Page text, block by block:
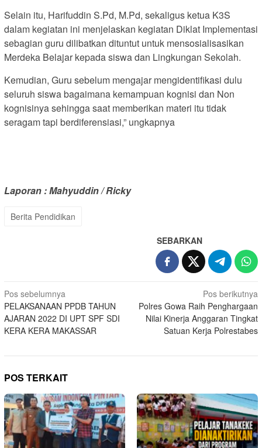
Selain itu, Harifuddin S.Pd, M.Pd, sekaligus ketua K3S
dalam kegiatan ini menjelaskan kegiatan Diklat Implementasi
sebagian guru dilibatkan dituntut untuk mensosialisasikan
Merdeka Belajar kepada siswa dan Lingkungan Sekolah.
Kemudian, Guru sebelum mengajar mengidentifikasi dulu
seluruh siswa bagaimana kemampuan kognisi dan Non
kognisinya sehingga saat memberikan materi itu tidak
seragam tapi berdiferensiasi,” ungkapnya
Laporan :Mahyuddin / Ricky
Berita Pendidikan
SEBARKAN
Navigasi
pos
Pos sebelumnya
PELAKSANAAN PPDB TAHUN
AJARAN 2022 DI UPT SPF SDI
KERA KERA MAKASSAR
Pos berikutnya
Polres Gowa Raih Penghargaan
Nilai Kinerja Anggaran Tingkat
Satuan Kerja Polrestabes
POS TERKAIT